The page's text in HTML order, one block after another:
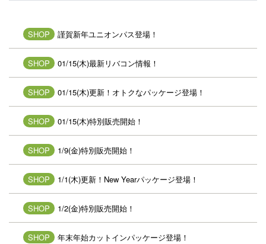
SHOP 謹賀新年ユニオンパス登場！
SHOP 01/15(木)最新リバコン情報！
SHOP 01/15(木)更新！オトクなパッケージ登場！
SHOP 01/15(木)特別販売開始！
SHOP 1/9(金)特別販売開始！
SHOP 1/1(木)更新！New Yearパッケージ登場！
SHOP 1/2(金)特別販売開始！
SHOP 年末年始カットインパッケージ登場！